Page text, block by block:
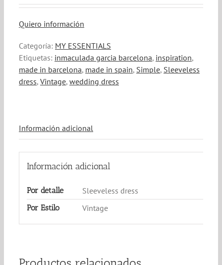
Quiero información
Categoría: MY ESSENTIALS
Etiquetas: inmaculada garcia barcelona, inspiration,
made in barcelona, made in spain, Simple, Sleeveless
dress, Vintage, wedding dress
Información adicional
Información adicional
Por detalle Sleeveless dress
Por Estilo Vintage